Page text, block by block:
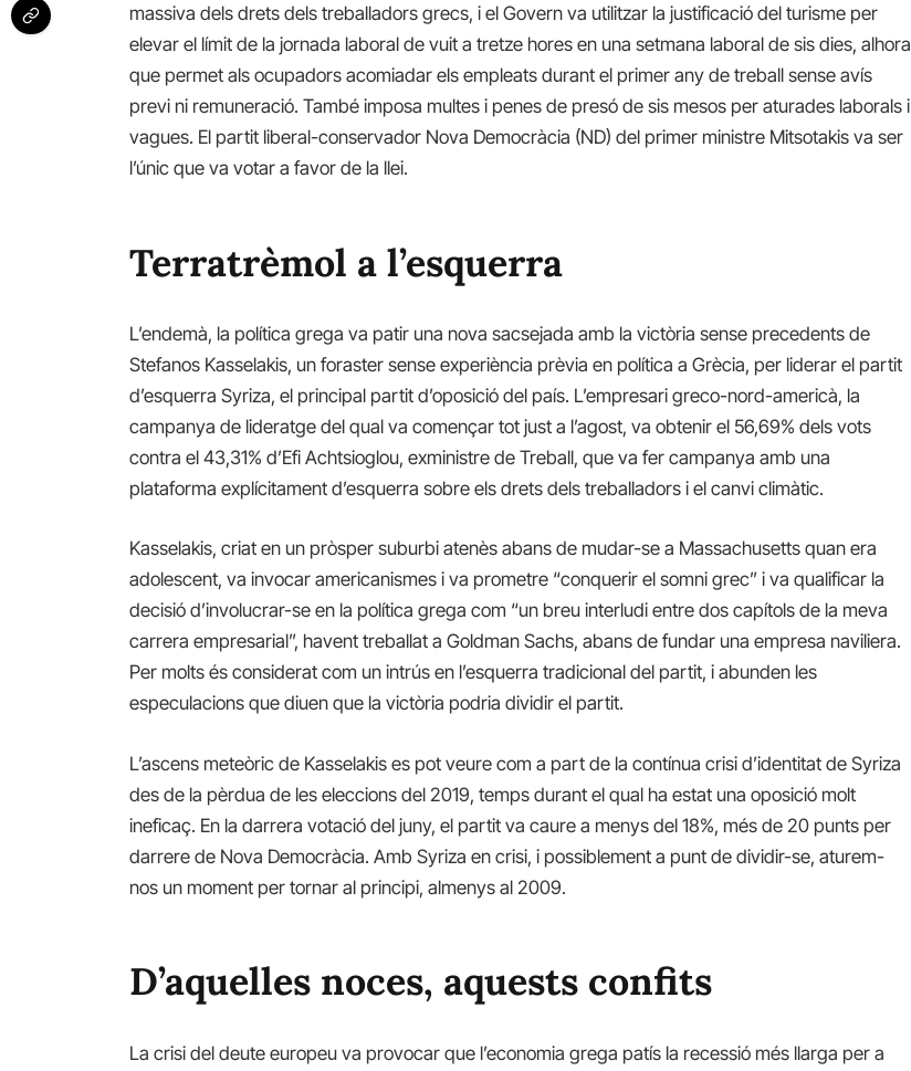
massiva dels drets dels treballadors grecs, i el Govern va utilitzar la justificació del turisme per
elevar el límit de la jornada laboral de vuit a tretze hores en una setmana laboral de sis dies, alhora
que permet als ocupadors acomiadar els empleats durant el primer any de treball sense avís
previ ni remuneració. També imposa multes i penes de presó de sis mesos per aturades laborals i
vagues. El partit liberal-conservador Nova Democràcia (ND) del primer ministre Mitsotakis va ser
l’únic que va votar a favor de la llei.
Terratrèmol a l’esquerra
L’endemà, la política grega va patir una nova sacsejada amb la victòria sense precedents de
Stefanos Kasselakis, un foraster sense experiència prèvia en política a Grècia, per liderar el partit
d’esquerra Syriza, el principal partit d’oposició del país. L’empresari greco-nord-americà, la
campanya de lideratge del qual va començar tot just a l’agost, va obtenir el 56,69% ​​dels vots
contra el 43,31% d’Efi Achtsioglou, exministre de Treball, que va fer campanya amb una
plataforma explícitament d’esquerra sobre els drets dels treballadors i el canvi climàtic.
Kasselakis, criat en un pròsper suburbi atenès abans de mudar-se a Massachusetts quan era
adolescent, va invocar americanismes i va prometre “conquerir el somni grec” i va qualificar la
decisió d’involucrar-se en la política grega com “un breu interludi entre dos capítols de la meva
carrera empresarial”, havent treballat a Goldman Sachs, abans de fundar una empresa naviliera.
Per molts és considerat com un intrús en l’esquerra tradicional del partit, i abunden les
especulacions que diuen que la victòria podria dividir el partit.
L’ascens meteòric de Kasselakis es pot veure com a part de la contínua crisi d’identitat de Syriza
des de la pèrdua de les eleccions del 2019, temps durant el qual ha estat una oposició molt
ineficaç. En la darrera votació del juny, el partit va caure a menys del 18%, més de 20 punts per
darrere de Nova Democràcia. Amb Syriza en crisi, i possiblement a punt de dividir-se, aturem-
nos un moment per tornar al principi, almenys al 2009.
D’aquelles noces, aquests confits
La crisi del deute europeu va provocar que l’economia grega patís la recessió més llarga per a